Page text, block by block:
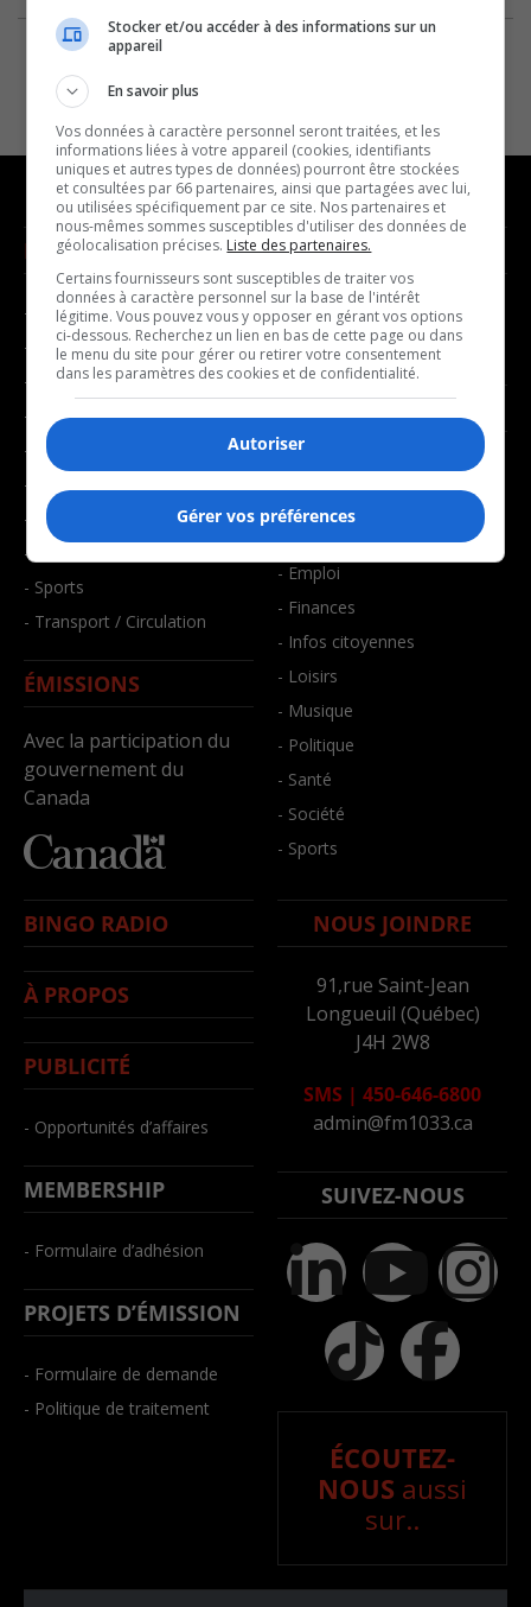
NOUVELLES
- Affaires municipales
- Communauté / Social
- Culture
- Économie
- Éducation
- Environnement
- Faits divers
- Santé et bien-être
- Sports
- Transport / Circulation
ÉMISSIONS
Avec la participation du
gouvernement du
Canada
MUSIQUE
- Décompte franco
- Joué récemment
BALADOS
- Affaires
- Art de vivre
- Bien-être
- Emploi
- Finances
- Infos citoyennes
- Loisirs
- Musique
- Politique
- Santé
- Société
- Sports
BINGO RADIO
À PROPOS
PUBLICITÉ
- Opportunités d’affaires
MEMBERSHIP
- Formulaire d’adhésion
PROJETS D’ÉMISSION
- Formulaire de demande
- Politique de traitement
NOUS JOINDRE
91,rue Saint-Jean
Longueuil (Québec)
J4H 2W8
SMS | 450-646-6800
admin@fm1033.ca
SUIVEZ-NOUS
ÉCOUTEZ-
NOUS aussi
sur..
Stocker et/ou accéder à des informations sur un
appareil
En savoir plus
Vos données à caractère personnel seront traitées, et les
informations liées à votre appareil (cookies, identifiants
uniques et autres types de données) pourront être stockées
et consultées par 66 partenaires, ainsi que partagées avec lui,
ou utilisées spécifiquement par ce site. Nos partenaires et
nous-mêmes sommes susceptibles d'utiliser des données de
géolocalisation précises. Liste des partenaires.
Certains fournisseurs sont susceptibles de traiter vos
données à caractère personnel sur la base de l'intérêt
légitime. Vous pouvez vous y opposer en gérant vos options
ci-dessous. Recherchez un lien en bas de cette page ou dans
le menu du site pour gérer ou retirer votre consentement
dans les paramètres des cookies et de confidentialité.
Autoriser
Gérer vos préférences